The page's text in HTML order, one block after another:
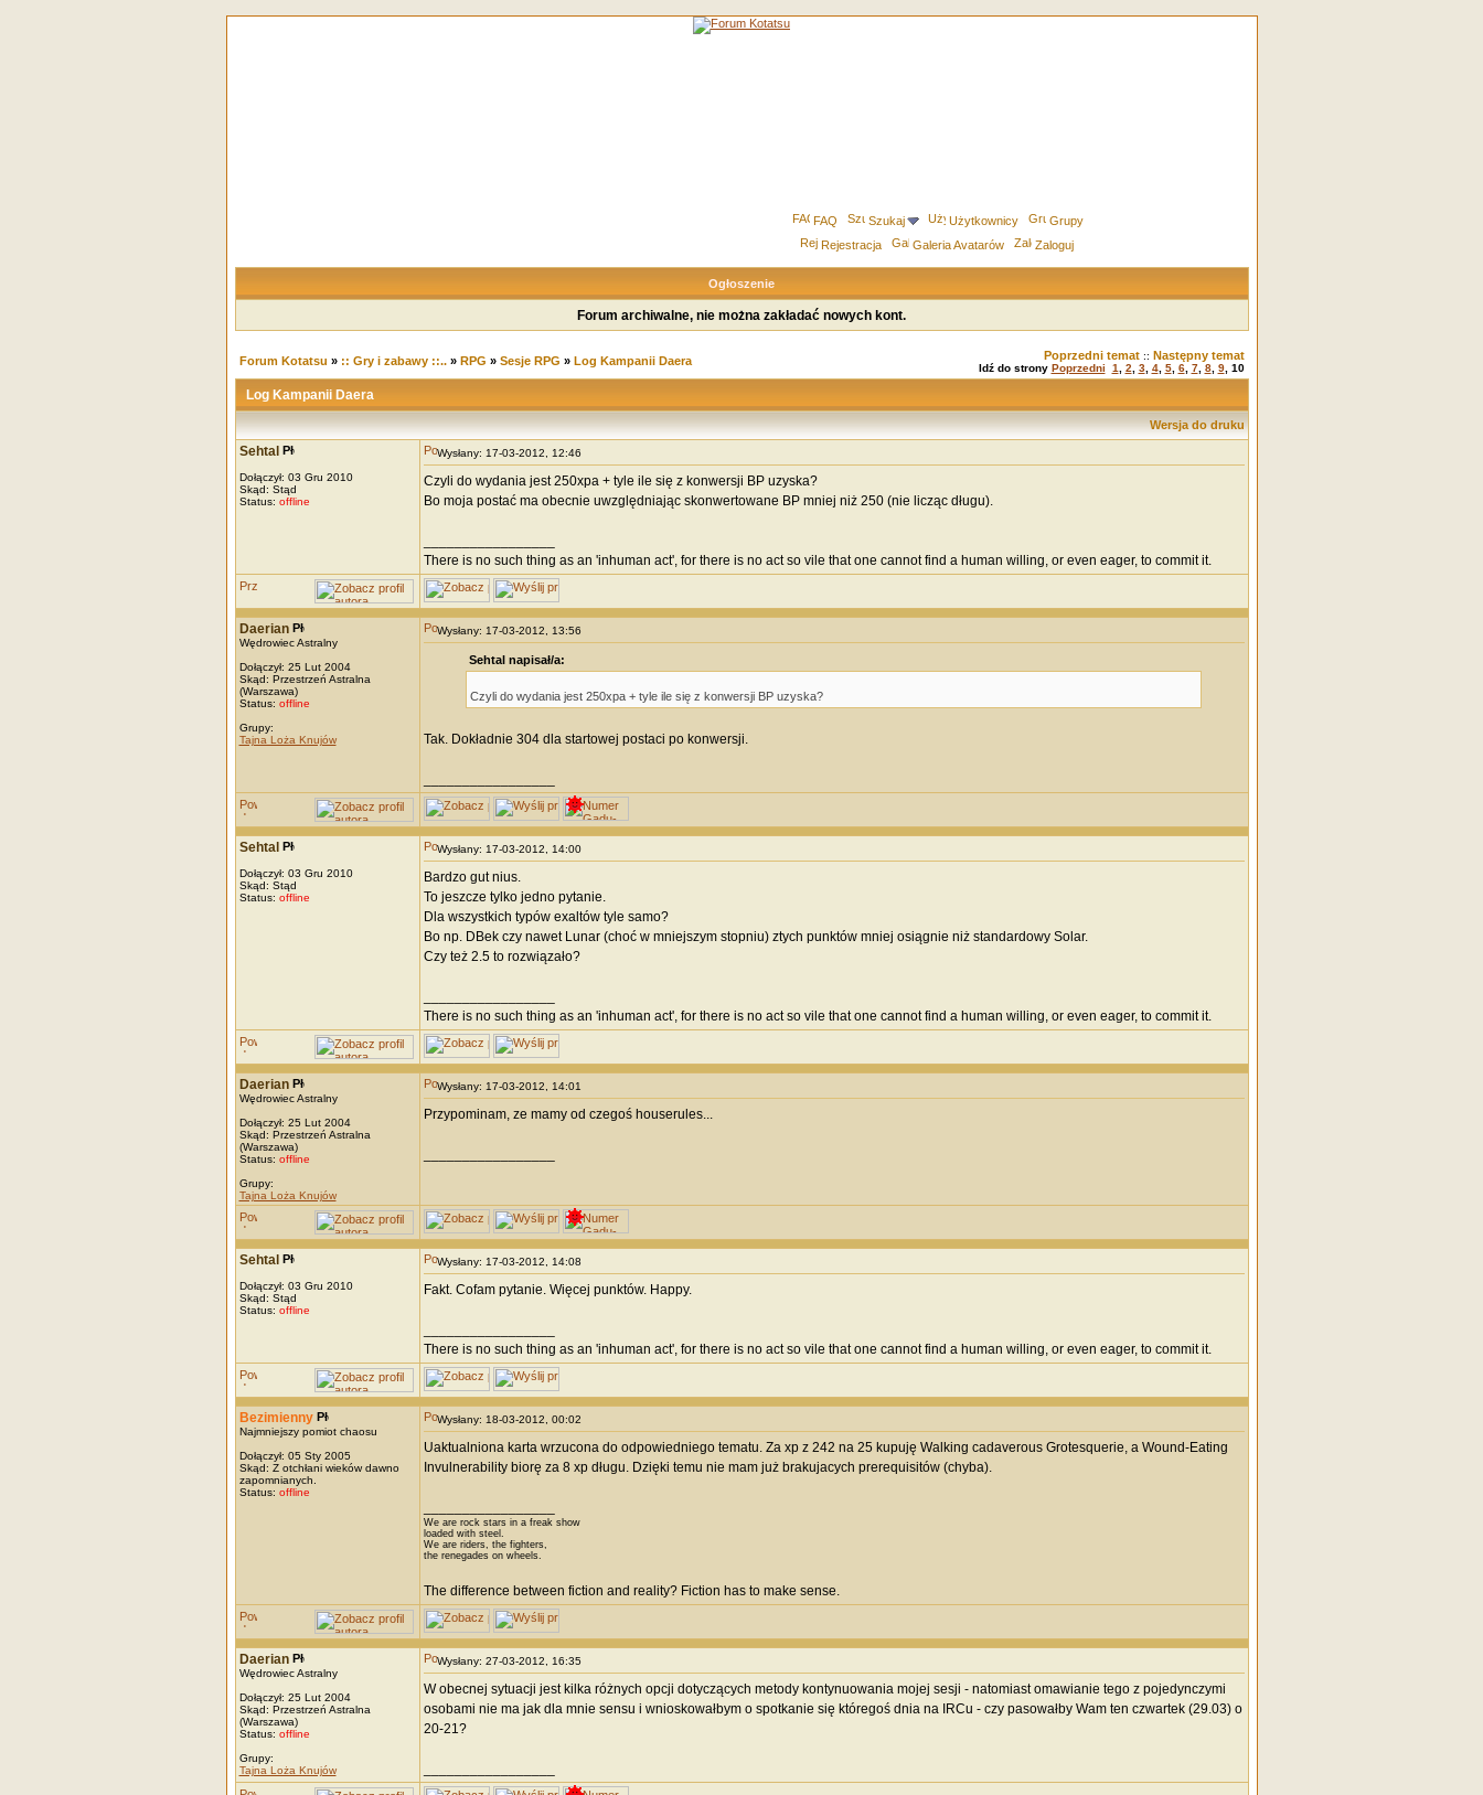
FAQ Szukaj Użytkownicy
Grupy
Rejestracja
Galeria Avatarów Zaloguj
Ogłoszenie
Forum archiwalne, nie można zakładać nowych kont.
Forum Kotatsu » :: Gry i zabawy ::..» RPG » Sesje RPG » Log Kampanii Daera Poprzedni temat:: Następny temat
Idź do strony Poprzedni 1 2 3, 4, 5, 6, 7, 8, 9, 10
Log Kampanii Daera
Wersja do druku
Sehtal
Dołączył: 03 Gru 2010
Skąd: Stąd
Status: offline
Wysłany: 17-03-2012, 12:46
Czyli do wydania jest 250xpa + tyle ile się z konwersji BP uzyska?
Bo moja postać ma obecnie uwzględniając skonwertowane BP mniej niż 250 (nie licząc długu).
There is no such thing as an 'inhuman act', for there is no act so vile that one cannot find a human willing, or even eager, to commit it.
Daerian
Wędrowiec Astralny
Dołączył: 25 Lut 2004
Skąd: Przestrzeń Astralna
(Warszawa)
Status: offline
Grupy:
Tajna Loża Knujów
Wysłany: 17-03-2012, 13:56
Sehtal napisał/a:
Czyli do wydania jest 250xpa + tyle ile się z konwersji BP uzyska?
Tak. Dokładnie 304 dla startowej postaci po konwersji.
Sehtal
Dołączył: 03 Gru 2010
Skąd: Stąd
Status: offline
Wysłany: 17-03-2012, 14:00
Bardzo gut nius.
To jeszcze tylko jedno pytanie.
Dla wszystkich typów exaltów tyle samo?
Bo np. DBek czy nawet Lunar (choć w mniejszym stopniu) ztych punktów mniej osiągnie niż standardowy Solar.
Czy też 2.5 to rozwiązało?
There is no such thing as an 'inhuman act', for there is no act so vile that one cannot find a human willing, or even eager, to commit it.
Daerian
Wędrowiec Astralny
Dołączył: 25 Lut 2004
Skąd: Przestrzeń Astralna
(Warszawa)
Status: offline
Grupy:
Tajna Loża Knujów
Wysłany: 17-03-2012, 14:01
Przypominam, ze mamy od czegoś houserules...
Sehtal
Dołączył: 03 Gru 2010
Skąd: Stąd
Status: offline
Wysłany: 17-03-2012, 14:08
Fakt. Cofam pytanie. Więcej punktów. Happy.
There is no such thing as an 'inhuman act', for there is no act so vile that one cannot find a human willing, or even eager, to commit it.
Bezimienny
Najmniejszy pomiot chaosu
Dołączył: 05 Sty 2005
Skąd: Z otchłani wieków dawno
zapomnianych.
Status: offline
Wysłany: 18-03-2012, 00:02
Uaktualniona karta wrzucona do odpowiedniego tematu. Za xp z 242 na 25 kupuję Walking cadaverous Grotesquerie, a Wound-Eating
Invulnerability biorę za 8 xp długu. Dzięki temu nie mam już brakujacych prerequisitów (chyba).
We are rock stars in a freak show
loaded with steel.
We are riders, the fighters,
the renegades on wheels.
The difference between fiction and reality? Fiction has to make sense.
Daerian
Wędrowiec Astralny
Dołączył: 25 Lut 2004
Skąd: Przestrzeń Astralna
(Warszawa)
Status: offline
Grupy:
Tajna Loża Knujów
Wysłany: 27-03-2012, 16:35
W obecnej sytuacji jest kilka różnych opcji dotyczących metody kontynuowania mojej sesji - natomiast omawianie tego z pojedynczymi
osobami nie ma jak dla mnie sensu i wnioskowałbym o spotkanie się któregoś dnia na IRCu - czy pasowałby Wam ten czwartek (29.03) o
20-21?